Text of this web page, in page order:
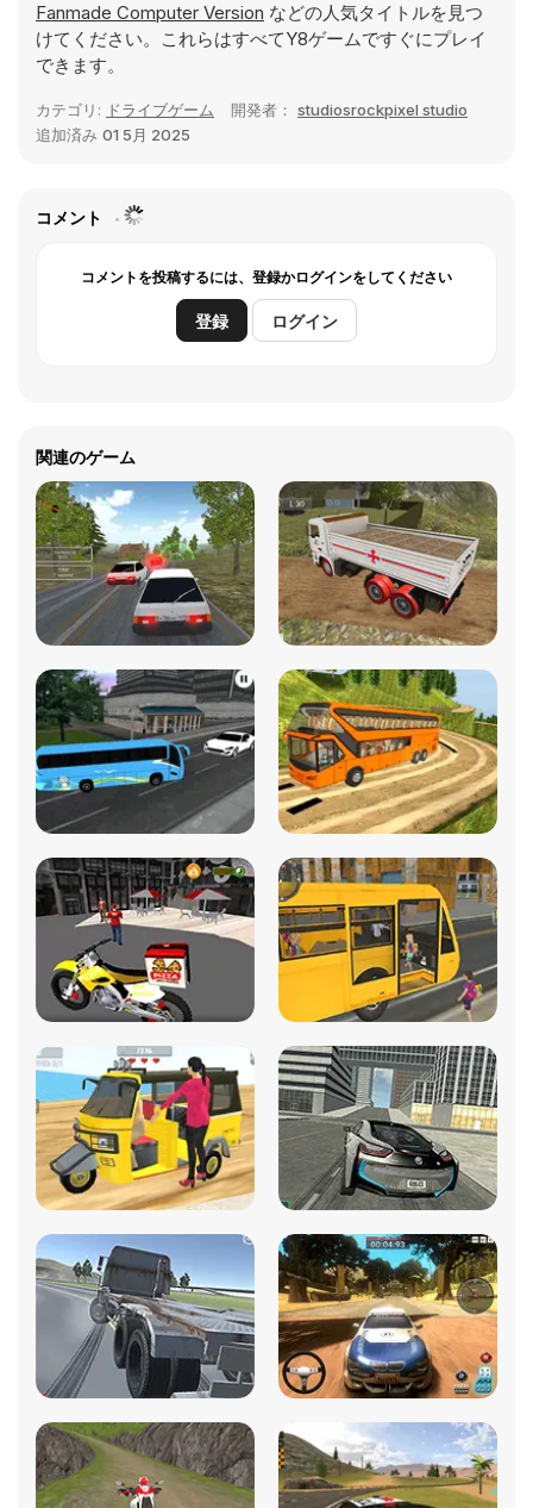
Fanmade Computer Version などの人気タイトルを見つ
けてください。これらはすべてY8ゲームですぐにプレイ
できます。
カテゴリ: ドライブゲーム 開発者： studiosrockpixel studio
追加済み 01 5月 2025
コメント
コメントを投稿するには、登録かログインをしてください
登録 ログイン
関連のゲーム